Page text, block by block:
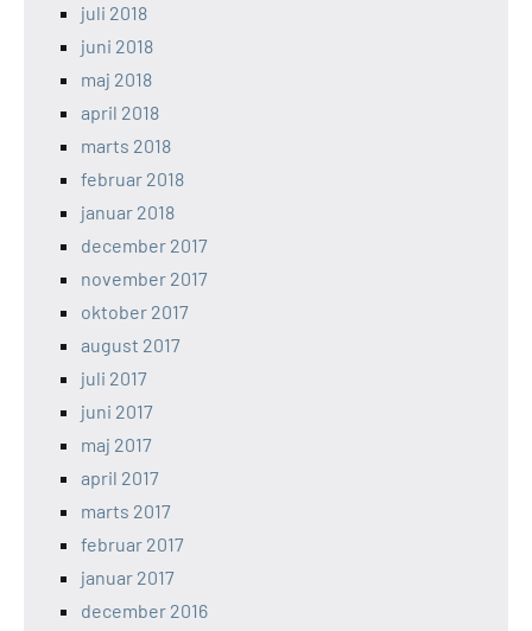
juli 2018
juni 2018
maj 2018
april 2018
marts 2018
februar 2018
januar 2018
december 2017
november 2017
oktober 2017
august 2017
juli 2017
juni 2017
maj 2017
april 2017
marts 2017
februar 2017
januar 2017
december 2016